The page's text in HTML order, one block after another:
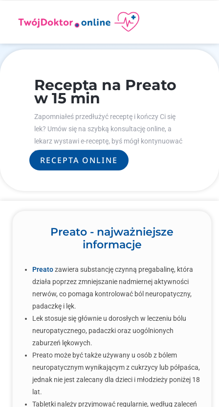
Recepta na Preato
w 15 min
Zapomniałeś przedłużyć receptę i kończy Ci się
lek? Umów się na szybką konsultację online, a
lekarz wystawi e-receptę, byś mógł kontynuować
leczenie.
RECEPTA ONLINE
Preato - najważniejsze
informacje
Preatozawiera substancję czynną pregabalinę, która
działa poprzez zmniejszanie nadmiernej aktywności
nerwów, co pomaga kontrolować ból neuropatyczny,
padaczkę i lęk.
Lek stosuje się głównie u dorosłych w leczeniu bólu
neuropatycznego, padaczki oraz uogólnionych
zaburzeń lękowych.
Preato może być także używany u osób z bólem
neuropatycznym wynikającym z cukrzycy lub półpaśca,
jednak nie jest zalecany dla dzieci i młodzieży poniżej 18
lat.
Tabletki należy przyjmować regularnie, według zaleceń